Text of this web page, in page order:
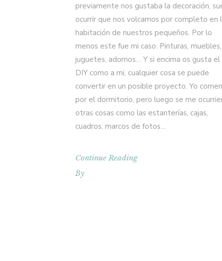
previamente nos gustaba la decoración,
ocurrir que nos volcamos por completo en
habitación de nuestros pequeños. Por lo
menos este fue mi caso. Pinturas, muebles,
juguetes, adornos… Y si encima os gusta el
DIY como a mi, cualquier cosa se puede
convertir en un posible proyecto. Yo
por el dormitorio, pero luego se me
otras cosas como las estanterías, cajas,
cuadros, marcos de fotos…
Continue Reading
By